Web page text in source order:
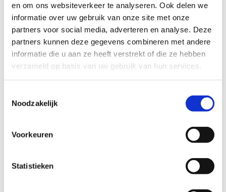
en om ons websiteverkeer te analyseren. Ook delen we
informatie over uw gebruik van onze site met onze
partners voor social media, adverteren en analyse. Deze
partners kunnen deze gegevens combineren met andere
informatie die u aan ze heeft verstrekt of die ze hebben
verzameld op basis van uw gebruik van hun services.
Noodzakelijk
Voorkeuren
Statistieken
Geef aan tot welk domein jouw vraag behoort
KIES EEN DOMEIN
Jouw vraag